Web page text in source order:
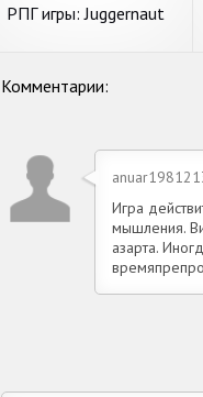
РПГ игры: Juggernaut
Комментарии:
Игра
мышления.
азарта.